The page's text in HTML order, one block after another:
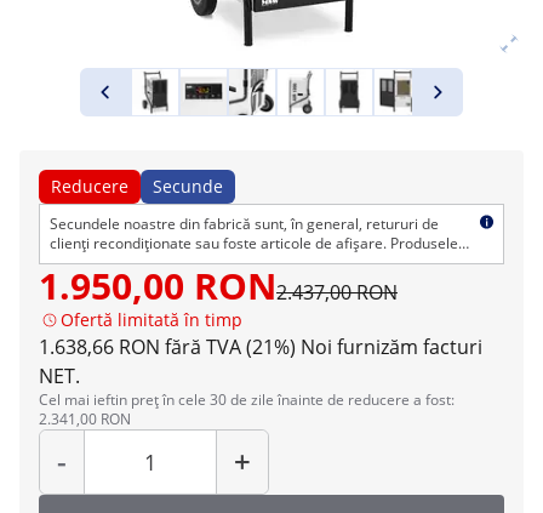
Reducere Secunde
Secundele noastre din fabrică sunt, în general, retururi de
clienți recondiționate sau foste articole de afișare. Produsele
pot avea defecte cosmetice, dar sunt impecabile din punct de
vedere tehnic. Ca de obicei, oferim dreptul normal de retur și
garanție.
1.950,00 RON2.437,00 RON
Ofertă limitată în timp
1.638,66 RON fără TVA (21%) Noi furnizăm facturi
NET.
Cel mai ieftin preț în cele 30 de zile înainte de reducere a fost:
2.341,00 RON
-
Cantitate
+